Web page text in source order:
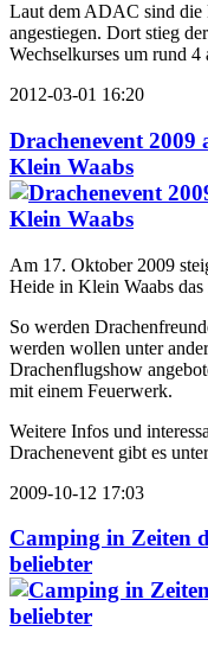
Laut dem ADAC sind die
angestiegen. Dort stieg
Wechselkurses um rund
2012-03-01 16:20
Drachenevent 2009
Klein Waabs
Am 17. Oktober 2009
Heide in Klein Waabs
So werden
werden wollen unter
Drachenflugshow
mit einem Feuerwerk.
Weitere Infos und
Drachenevent gibt es
2009-10-12 17:03
Camping in Zeiten
beliebter